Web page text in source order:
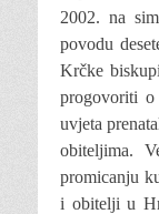
2002. na
povodu
Krčke
progovoriti o
uvjeta
obiteljima.
promicanju
i obitelji u